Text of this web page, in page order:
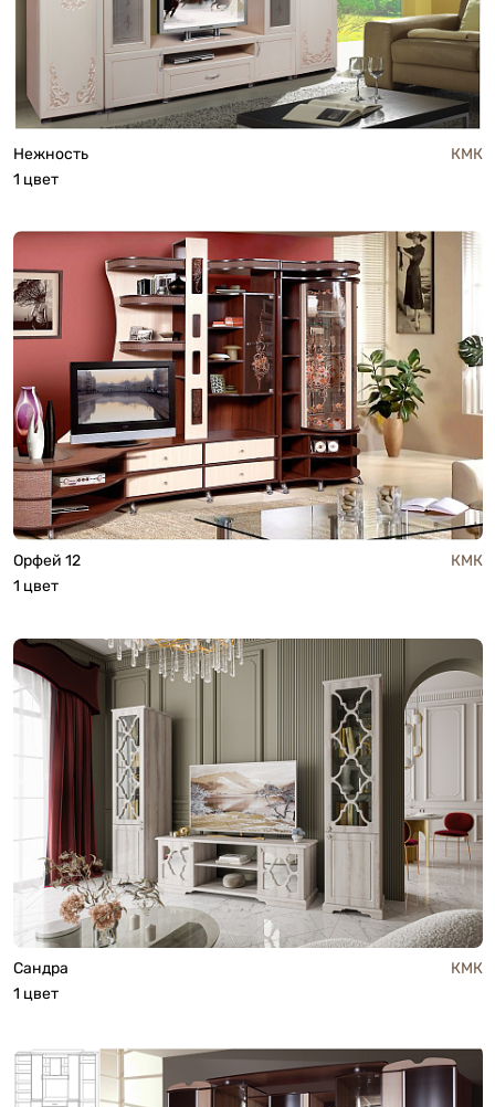
Нежность
КМК
1 цвет
Орфей 12
КМК
1 цвет
Сандра
КМК
1 цвет